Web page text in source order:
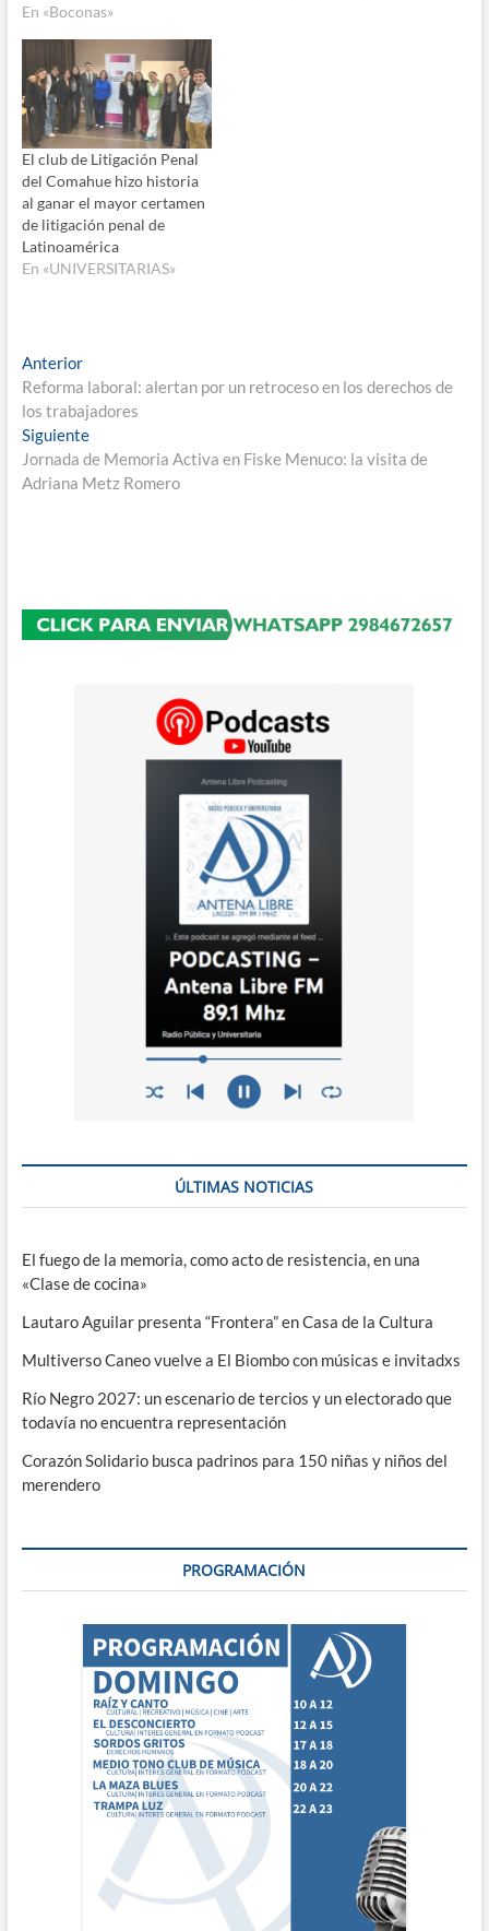
En «Boconas»
El club de Litigación Penal
del Comahue hizo historia
al ganar el mayor certamen
de litigación penal de
Latinoamérica
En «UNIVERSITARIAS»
Navegación
de
entradas
AnteriorEntrada
anterior:
Reforma laboral: alertan por un retroceso en los derechos de
los trabajadores
SiguienteEntrada
siguiente:
Jornada de Memoria Activa en Fiske Menuco: la visita de
Adriana Metz Romero
ÚLTIMAS NOTICIAS
El fuego de la memoria, como acto de resistencia, en una
«Clase de cocina»
Lautaro Aguilar presenta “Frontera” en Casa de la Cultura
Multiverso Caneo vuelve a El Biombo con músicas e invitadxs
Río Negro 2027: un escenario de tercios y un electorado que
todavía no encuentra representación
Corazón Solidario busca padrinos para 150 niñas y niños del
merendero
PROGRAMACIÓN